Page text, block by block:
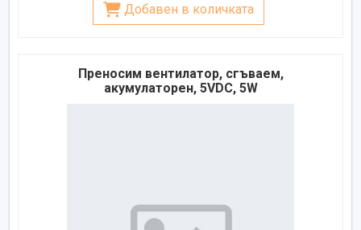
Добавен в количката
Преносим вентилатор, сгъваем,
акумулаторен, 5VDC, 5W